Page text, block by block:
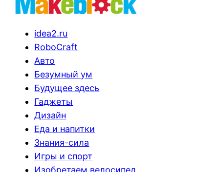
idea2.ru
RoboCraft
Авто
Безумный ум
Будущее здесь
Гаджеты
Дизайн
Еда и напитки
Знания-сила
Игры и спорт